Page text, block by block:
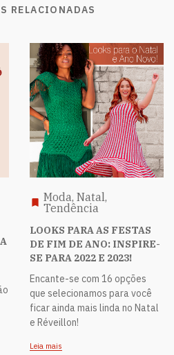
RELACIONADAS
Moda, Natal,
Tendência
LOOKS PARA AS FESTAS
DE FIM DE ANO: INSPIRE-
SE PARA 2022 E 2023!
Encante-se com 16 opções
que selecionamos para você
ficar ainda mais linda no Natal
e Réveillon!
Leia mais